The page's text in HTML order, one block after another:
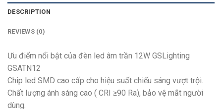
DESCRIPTION
REVIEWS (0)
Ưu điểm nổi bật của đèn led âm trần 12W GSLighting
GSATN12
Chip led SMD cao cấp cho hiệu suất chiếu sáng vượt trội.
Chất lượng ánh sáng cao ( CRI ≥90 Ra), bảo vệ mắt người
dùng.